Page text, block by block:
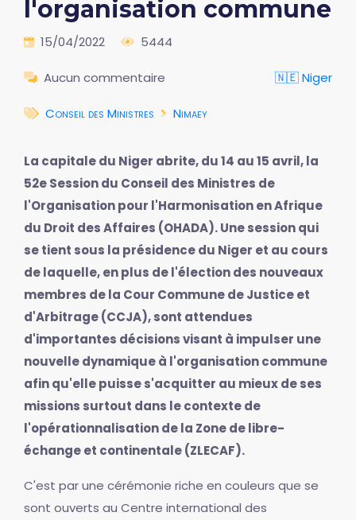
l'organisation commune
15/04/2022 5444
Aucun commentaire 🇳🇪 Niger
Conseil des Ministres Nimaey
La capitale du Niger abrite, du 14 au 15 avril, la
52e Session du Conseil des Ministres de
l'Organisation pour l'Harmonisation en Afrique
du Droit des Affaires (OHADA). Une session qui
se tient sous la présidence du Niger et au cours
de laquelle, en plus de l'élection des nouveaux
membres de la Cour Commune de Justice et
d'Arbitrage (CCJA), sont attendues
d'importantes décisions visant à impulser une
nouvelle dynamique à l'organisation commune
afin qu'elle puisse s'acquitter au mieux de ses
missions surtout dans le contexte de
l'opérationnalisation de la Zone de libre-
échange et continentale (ZLECAF).
C'est par une cérémonie riche en couleurs que se
sont ouverts au Centre international des